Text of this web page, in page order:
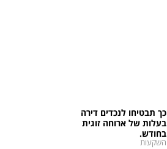
כך תבטיחו לנכדים דירה
בעלות של ארוחה זוגית
בחודש.
השקעות